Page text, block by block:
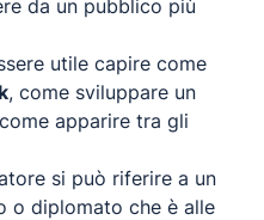
da un pubblico più
utile capire come
, come sviluppare un
apparire tra gli
si può riferire a un
o diplomato che è alle